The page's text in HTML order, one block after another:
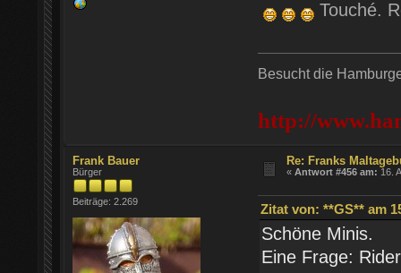
Touché.
Besucht die
http://
Frank Bauer
Bürger
Beiträge: 2.269
Re: Franks
«Antwort #456 am: 16.
Zitat von: **GS** am
Schöne Minis.
Eine Frage: